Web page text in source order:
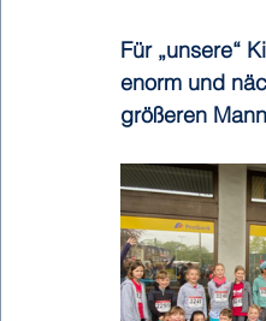
Für „unsere“
enorm und
größeren